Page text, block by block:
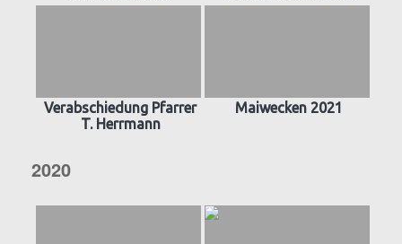
Verabschiedung Pfarrer
T. Herrmann
Maiwecken 2021
2020